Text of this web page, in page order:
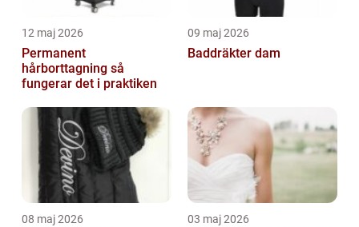
12 maj 2026
Permanent
hårborttagning så
fungerar det i praktiken
09 maj 2026
Baddräkter dam
08 maj 2026 03 maj 2026